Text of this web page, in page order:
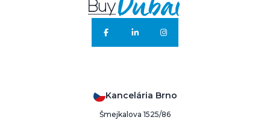
Kancelária Brno
Šmejkalova 1525/86